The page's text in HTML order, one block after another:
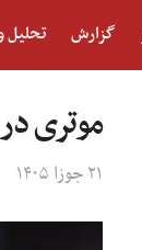
گزارش تحلیل
موتری
۲۱ جوزا ۱۴۰۵